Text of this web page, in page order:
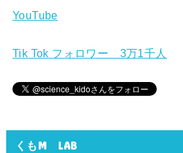
YouTube
Tik Tok フォロワー 3万1千人
くもM LAB